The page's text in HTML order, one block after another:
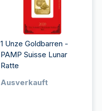
1 Unze Goldbarren -
PAMP Suisse Lunar
Ratte
Ausverkauft